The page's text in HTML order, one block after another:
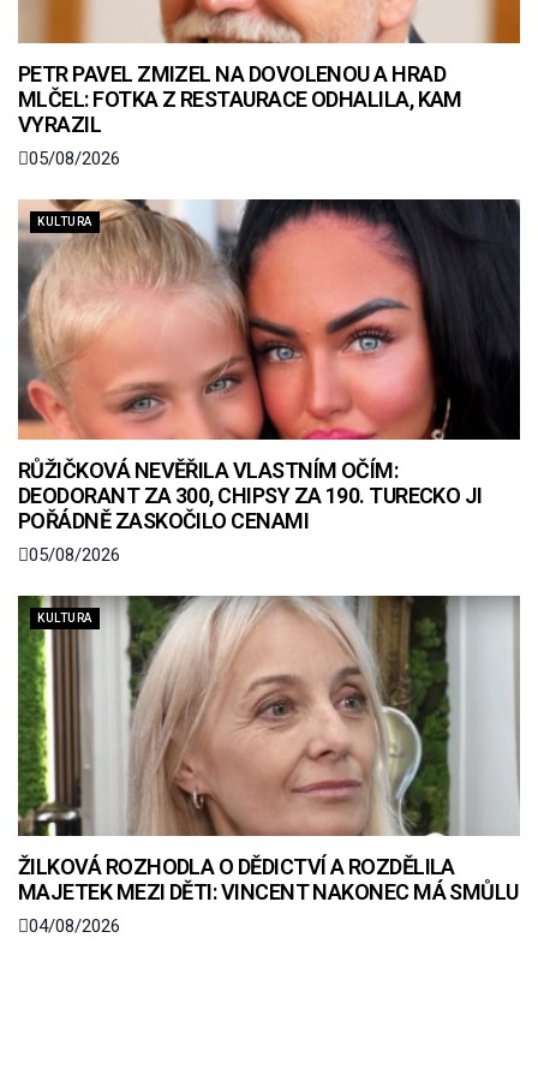
PETR PAVEL ZMIZEL NA DOVOLENOU A HRAD
MLČEL: FOTKA Z RESTAURACE ODHALILA, KAM
VYRAZIL
05/08/2026
KULTURA
RŮŽIČKOVÁ NEVĚŘILA VLASTNÍM OČÍM:
DEODORANT ZA 300, CHIPSY ZA 190. TURECKO JI
POŘÁDNĚ ZASKOČILO CENAMI
05/08/2026
KULTURA
ŽILKOVÁ ROZHODLA O DĚDICTVÍ A ROZDĚLILA
MAJETEK MEZI DĚTI: VINCENT NAKONEC MÁ SMŮLU
04/08/2026